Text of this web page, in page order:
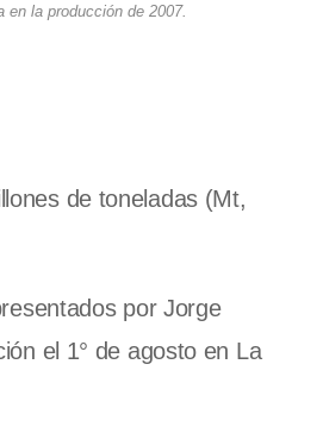
la producción de 2007.
de toneladas (Mt,
por Jorge
el 1° de agosto en La